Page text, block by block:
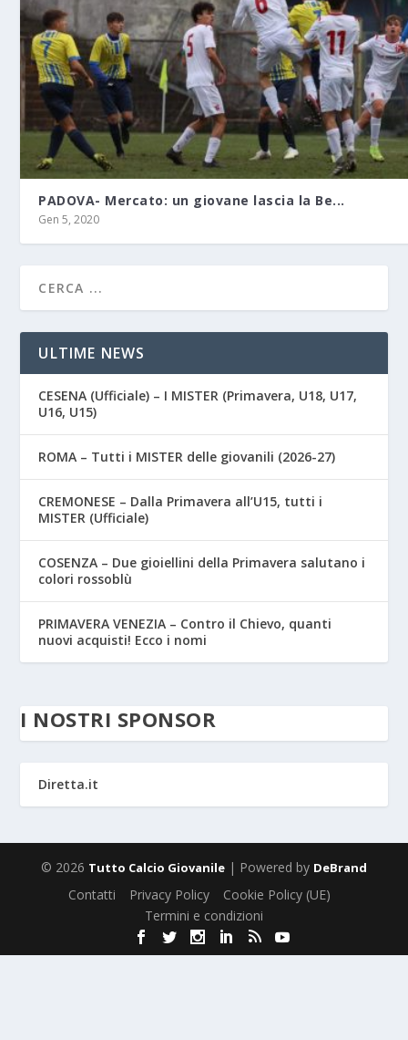
PADOVA- Mercato: un giovane lascia la Be...
Gen 5, 2020
ULTIME NEWS
CESENA (Ufficiale) – I MISTER (Primavera, U18, U17,
U16, U15)
ROMA – Tutti i MISTER delle giovanili (2026-27)
CREMONESE – Dalla Primavera all’U15, tutti i
MISTER (Ufficiale)
COSENZA – Due gioiellini della Primavera salutano i
colori rossoblù
PRIMAVERA VENEZIA – Contro il Chievo, quanti
nuovi acquisti! Ecco i nomi
I NOSTRI SPONSOR
Diretta.it
© 2026 Tutto Calcio Giovanile | Powered by DeBrand
Contatti Privacy Policy
Cookie Policy (UE)
Termini e condizioni